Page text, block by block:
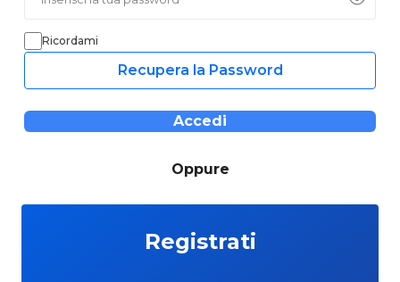
Ricordami
Recupera la Password
Accedi
Oppure
Registrati